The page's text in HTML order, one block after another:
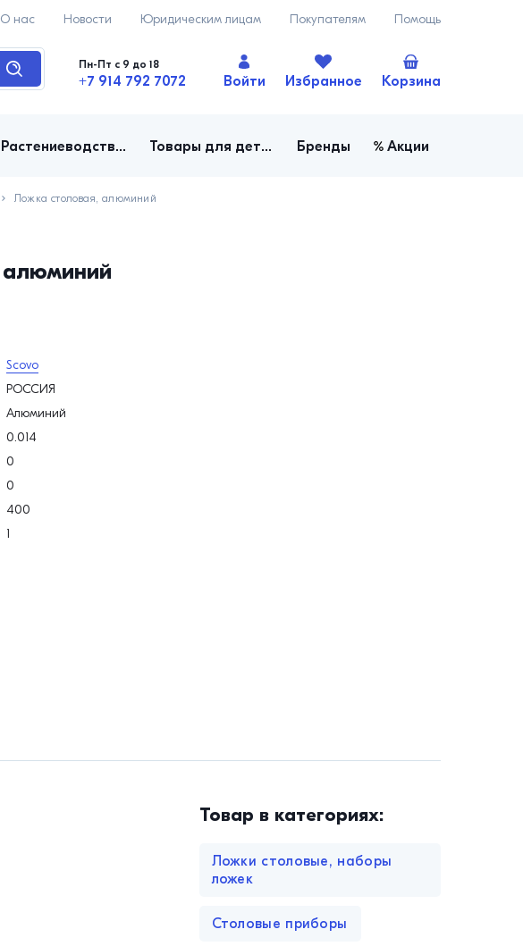
О нас Новости Юридическим лицам Покупателям Помощь
Пн-Пт с 9 до 18
+7 914 792 7072 Войти Избранное Корзина
Растениеводство, дача, огород Товары для детей Бренды Акции
Ложка столовая, алюминий
Scovo
РОССИЯ
Алюминий
0.014
0
0
400
1
Товар в категориях:
Ложки столовые, наборы
ложек
Столовые приборы